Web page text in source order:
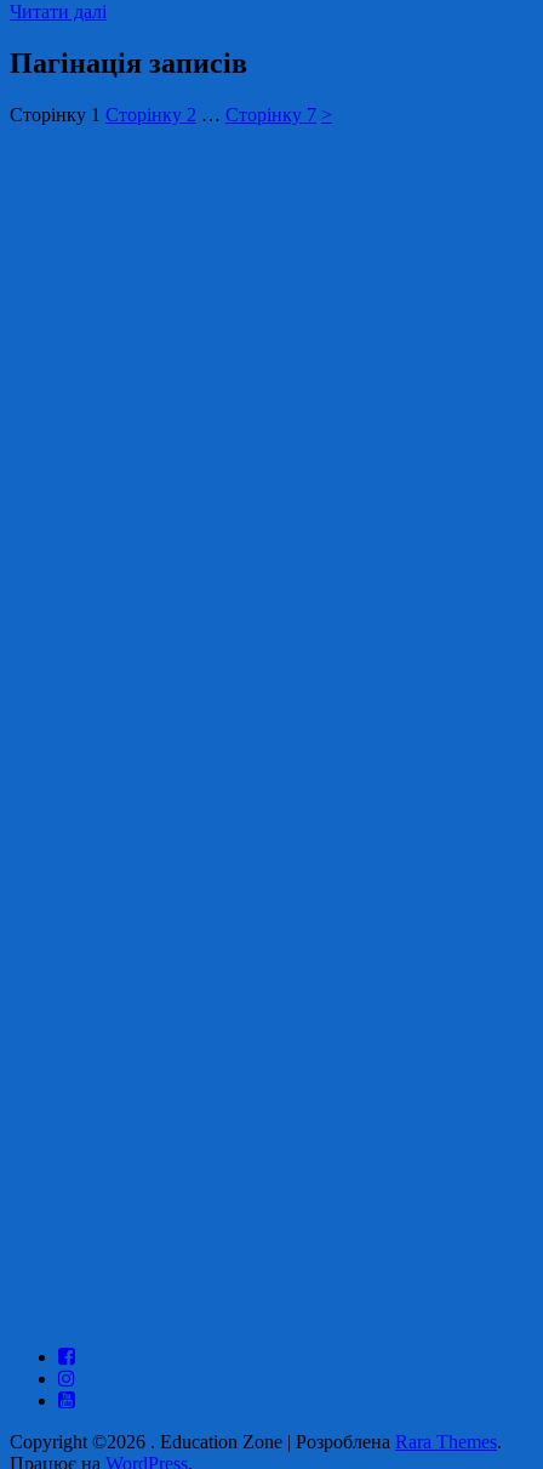
Читати далі
Пагінація записів
Сторінку 1 Сторінку 2 … Сторінку 7 >
Copyright ©2026 . Education Zone | Розроблена Rara Themes.
Працює на WordPress.